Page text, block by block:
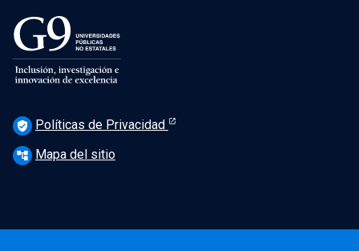
verified_user Políticas de Privacidad
account_tree Mapa del sitio